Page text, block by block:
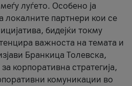
луѓето. Особено ја
локалните партнери кои се
бидејќи токму
важноста на темата и
Бранкица Толевска,
корпоративна стратегија,
комуникации во